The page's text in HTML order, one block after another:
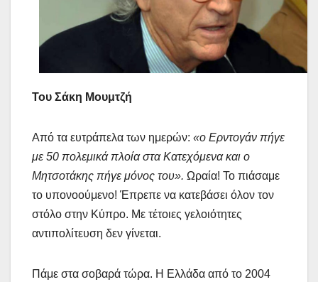
Του Σάκη Μουμτζή
Από τα ευτράπελα των ημερών: «ο Ερντογάν πήγε
με 50 πολεμικά πλοία στα Κατεχόμενα και ο
Μητσοτάκης πήγε μόνος του». Ωραία! Το πιάσαμε
το υπονοούμενο! Έπρεπε να κατεβάσει όλον τον
στόλο στην Κύπρο. Με τέτοιες γελοιότητες
αντιπολίτευση δεν γίνεται.
Πάμε στα σοβαρά τώρα. Η Ελλάδα από το 2004